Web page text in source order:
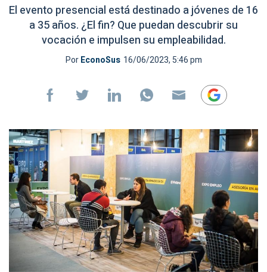
El evento presencial está destinado a jóvenes de 16
a 35 años. ¿El fin? Que puedan descubrir su
vocación e impulsen su empleabilidad.
PorEconoSus 16/06/2023, 5:46 pm